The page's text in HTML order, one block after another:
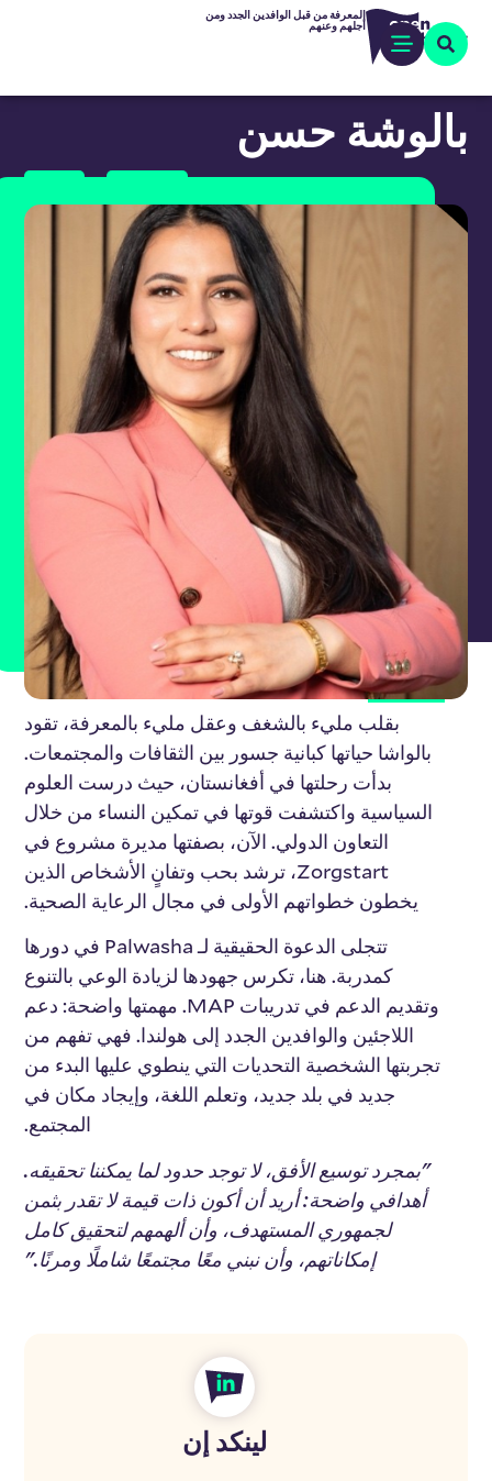
المعرفة من قبل الوافدين الجدد ومن
أجلهم وعنهم
بالوشة حسن
عن بالواشا حسن
بقلب مليء بالشغف وعقل مليء بالمعرفة، تقود
بالواشا حياتها كبانية جسور بين الثقافات والمجتمعات.
بدأت رحلتها في أفغانستان، حيث درست العلوم
السياسية واكتشفت قوتها في تمكين النساء من خلال
التعاون الدولي. الآن، بصفتها مديرة مشروع في
Zorgstart، ترشد بحب وتفانٍ الأشخاص الذين
يخطون خطواتهم الأولى في مجال الرعاية الصحية.
تتجلى الدعوة الحقيقية لـ Palwasha في دورها
كمدربة. هنا، تكرس جهودها لزيادة الوعي بالتنوع
وتقديم الدعم في تدريبات MAP. مهمتها واضحة: دعم
اللاجئين والوافدين الجدد إلى هولندا. فهي تفهم من
تجربتها الشخصية التحديات التي ينطوي عليها البدء من
جديد في بلد جديد، وتعلم اللغة، وإيجاد مكان في
المجتمع.
"بمجرد توسيع الأفق، لا توجد حدود لما يمكننا تحقيقه.
أهدافي واضحة: أريد أن أكون ذات قيمة لا تقدر بثمن
لجمهوري المستهدف، وأن ألهمهم لتحقيق كامل
إمكاناتهم، وأن نبني معًا مجتمعًا شاملًا ومرنًا."
لينكد إن